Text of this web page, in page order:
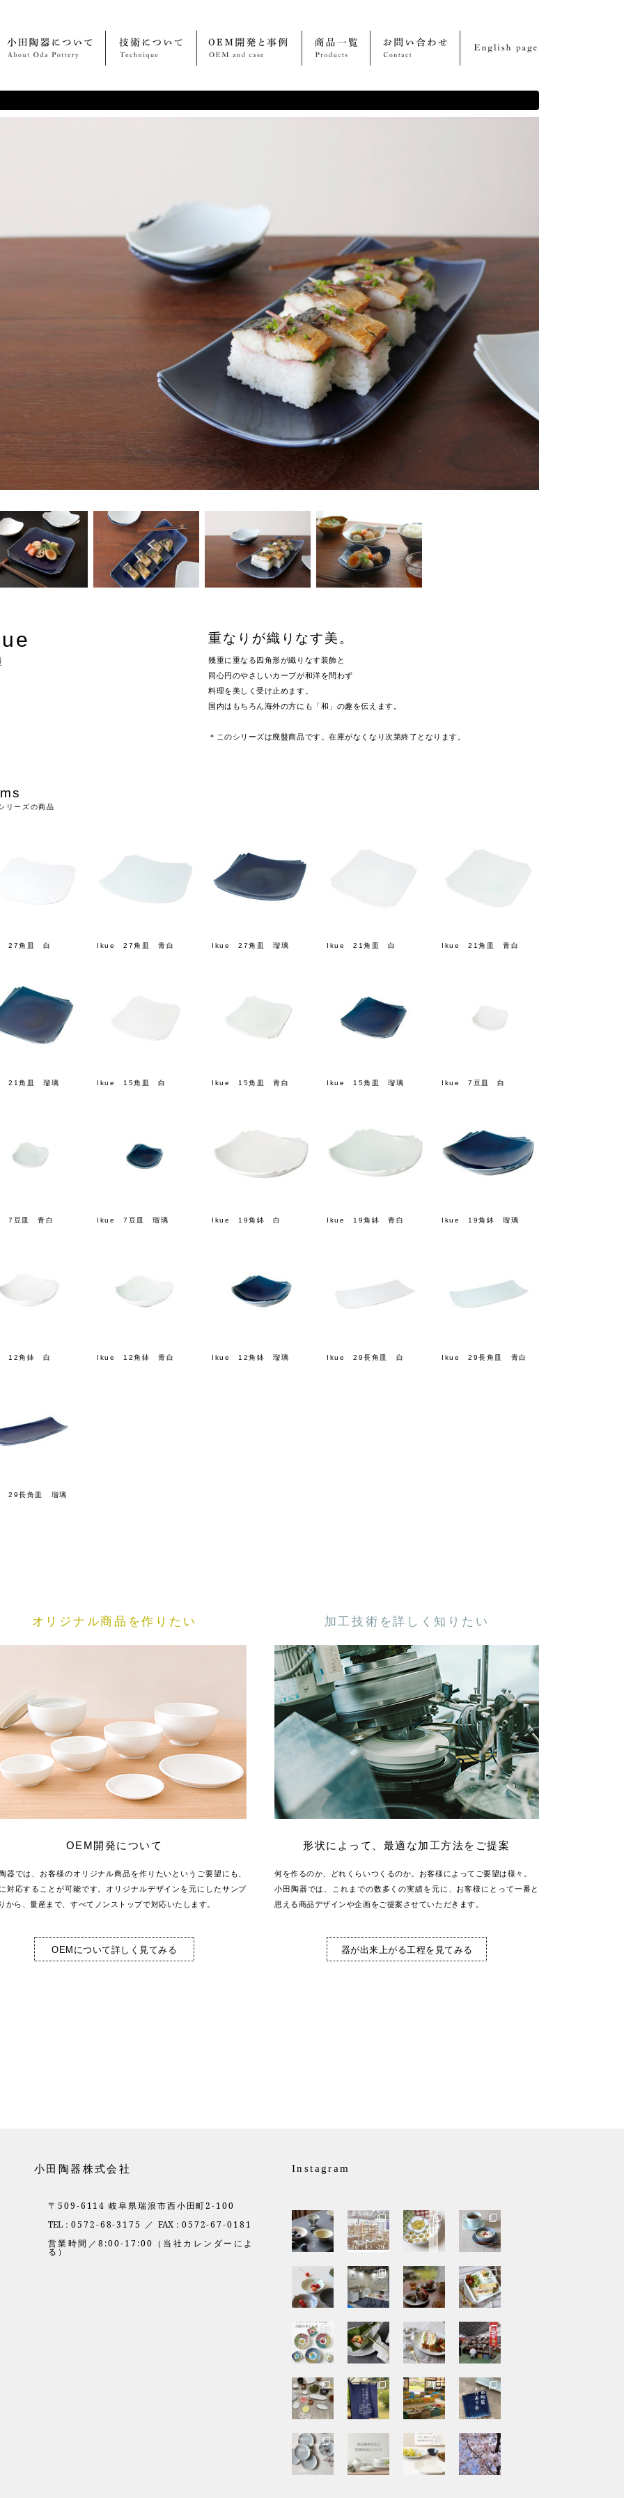
重なりが織りなす美。
幾重に重なる四角形が織りなす装飾と
同心円のやさしいカーブが和洋を問わず
料理を美しく受け止めます。
国内はもちろん海外の方にも「和」の趣を伝えます。
＊このシリーズは廃盤商品です。在庫がなくなり次第終了となります。
リーズの商品
27角皿 白 Ikue 27角皿 青白 Ikue 27角皿 瑠璃 Ikue 21角皿 白 Ikue 21角皿 青白
21角皿 瑠璃 Ikue 15角皿 白 Ikue 15角皿 青白 Ikue 15角皿 瑠璃 Ikue 7豆皿 白
7豆皿 青白 Ikue 7豆皿 瑠璃 Ikue 19角鉢 白 Ikue 19角鉢 青白 Ikue 19角鉢 瑠璃
12角鉢 白 Ikue 12角鉢 青白 Ikue 12角鉢 瑠璃 Ikue 29長角皿 白 Ikue 29長角皿 青白
29長角皿 瑠璃
オリジナル商品を作りたい
OEM開発について
器では、お客様のオリジナル商品を作りたいというご要望にも、
対応することが可能です。オリジナルデザインを元にしたサンプ
から、量産まで、すべてノンストップで対応いたします。
OEMについて詳しく見てみる
加工技術を詳しく知りたい
形状によって、最適な加工方法をご提案
何を作るのか、どれくらいつくるのか。お客様によってご要望は様々。
小田陶器では、これまでの数多くの実績を元に、お客様にとって一番と
思える商品デザインや企画をご提案させていただきます。
器が出来上がる工程を見てみる
小田陶器株式会社
〒509-6114 岐阜県瑞浪市西小田町2-100
TEL： 0572-68-3175 ／ FAX： 0572-67-0181
営業時間／8:00-17:00（当社カレンダーによ
る）
Instagram